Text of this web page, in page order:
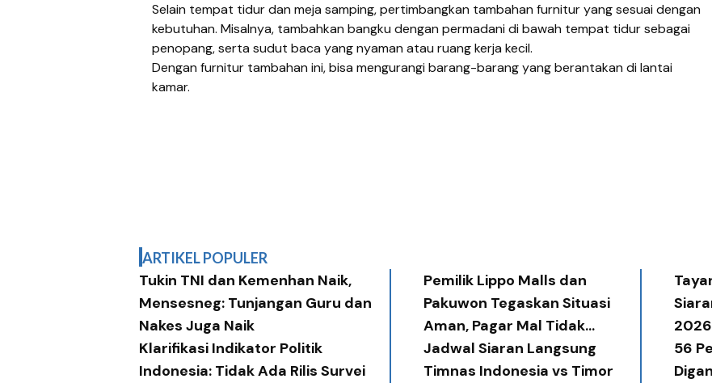
Selain tempat tidur dan meja samping, pertimbangkan tambahan furnitur yang sesuai dengan
kebutuhan. Misalnya, tambahkan bangku dengan permadani di bawah tempat tidur sebagai
penopang, serta sudut baca yang nyaman atau ruang kerja kecil.
Dengan furnitur tambahan ini, bisa mengurangi barang-barang yang berantakan di lantai
kamar.
ARTIKEL POPULER
Tukin TNI dan Kemenhan Naik,
Mensesneg: Tunjangan Guru dan
Nakes Juga Naik
Pemilik Lippo Malls dan
Pakuwon Tegaskan Situasi
Aman, Pagar Mal Tidak
Diperlukan
2026
Klarifikasi Indikator Politik
Indonesia: Tidak Ada Rilis Survei
Jadwal Siaran Langsung
Timnas Indonesia vs Timor
56